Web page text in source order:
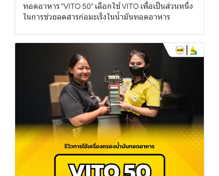
ทอดอาหาร "VITO 50" เลือกใช้ VITO เพื่อเป็นส่วนหนึ่ง
ในการช่วยลดสารก่อมะเร็งในน้ำมันทอดอาหาร